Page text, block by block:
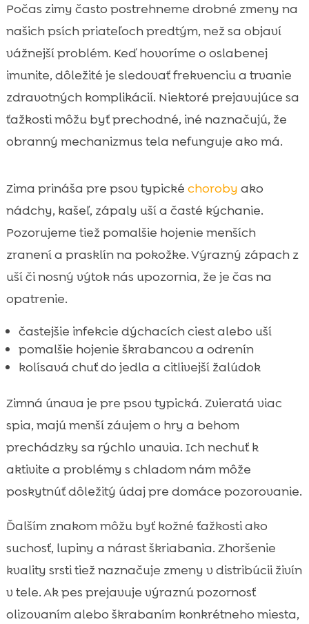
Počas zimy často postrehneme drobné zmeny na
našich psích priateľoch predtým, než sa objaví
vážnejší problém. Keď hovoríme o oslabenej
imunite, dôležité je sledovať frekvenciu a trvanie
zdravotných komplikácií. Niektoré prejavujúce sa
ťažkosti môžu byť prechodné, iné naznačujú, že
obranný mechanizmus tela nefunguje ako má.
Zima prináša pre psov typické choroby ako
nádchy, kašeľ, zápaly uší a časté kýchanie.
Pozorujeme tiež pomalšie hojenie menších
zranení a prasklín na pokožke. Výrazný zápach z
uší či nosný výtok nás upozornia, že je čas na
opatrenie.
častejšie infekcie dýchacích ciest alebo uší
pomalšie hojenie škrabancov a odrenín
kolísavá chuť do jedla a citlivejší žalúdok
Zimná únava je pre psov typická. Zvieratá viac
spia, majú menší záujem o hry a behom
prechádzky sa rýchlo unavia. Ich nechuť k
aktivite a problémy s chladom nám môže
poskytnúť dôležitý údaj pre domáce pozorovanie.
Ďalším znakom môžu byť kožné ťažkosti ako
suchosť, lupiny a nárast škriabania. Zhoršenie
kvality srsti tiež naznačuje zmeny v distribúcii živín
v tele. Ak pes prejavuje výraznú pozornosť
olizovaním alebo škrabaním konkrétneho miesta,